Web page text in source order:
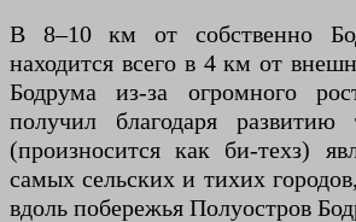
В 8–10 км от собственно
находится всего в 4 км от
Бодрума из-за огромного
получил благодаря развитию
(произносится как би-техз)
самых сельских и тихих
вдоль побережья Полуостров